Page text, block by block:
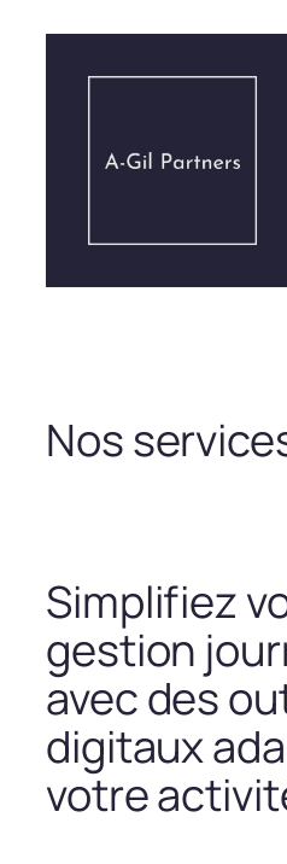
contenu
Nos
Simplifiez
gestion
avec des
digitaux
votre